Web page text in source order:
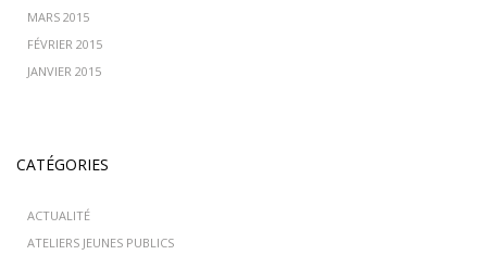
MARS 2015
FÉVRIER 2015
JANVIER 2015
CATÉGORIES
ACTUALITÉ
ATELIERS JEUNES PUBLICS